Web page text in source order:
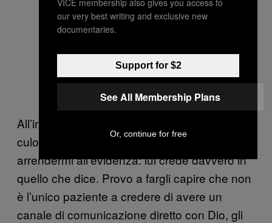
All’inizio penso che mi stia prendendo per il
culo, ma dopo un po’ sono costretta ad
arrendermi all’evidenza: lui crede davvero in
quello che dice. Provo a fargli capire che non
è l’unico paziente a credere di avere un
canale di comunicazione diretto con Dio, gli
our very best writing and exclusive new
documentaries.
Support for $2
See All Membership Plans
Or, continue for free